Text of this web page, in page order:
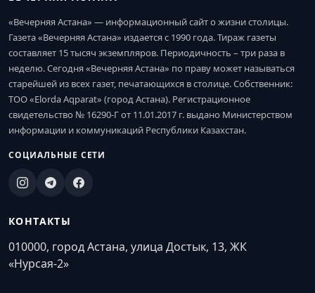
«Вечерняя Астана» — информационный сайт о жизни столицы.
Газета «Вечерняя Астана» издается с 1990 года. Тираж газеты
составляет 15 тысяч экземпляров. Периодичность – три раза в
неделю. Сегодня «Вечерняя Астана» по праву может называться
старейшей из всех газет, печатающихся в столице. Собственник:
ТОО «Elorda Aqparat» (город Астана). Регистрационное
свидетельство № 16290-Г от 11.01.2017 г. выдано Министерством
информации и коммуникаций Республики Казахстан.
СОЦИАЛЬНЫЕ СЕТИ
КОНТАКТЫ
010000, город Астана, улица Достык, 13, ЖК
«Нурсая-2»